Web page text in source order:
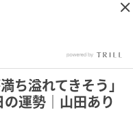
ち溢れてきそう」
運勢｜山田あり